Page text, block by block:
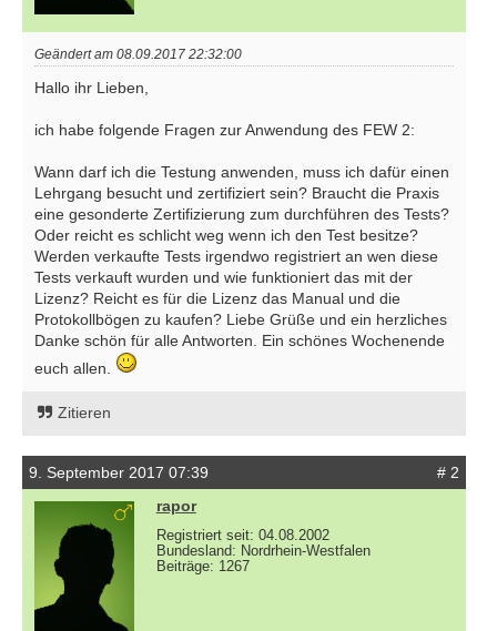
Geändert am 08.09.2017 22:32:00
Hallo ihr Lieben,
ich habe folgende Fragen zur Anwendung des FEW 2:
Wann darf ich die Testung anwenden, muss ich dafür einen
Lehrgang besucht und zertifiziert sein? Braucht die Praxis
eine gesonderte Zertifizierung zum durchführen des Tests?
Oder reicht es schlicht weg wenn ich den Test besitze?
Werden verkaufte Tests irgendwo registriert an wen diese
Tests verkauft wurden und wie funktioniert das mit der
Lizenz? Reicht es für die Lizenz das Manual und die
Protokollbögen zu kaufen? Liebe Grüße und ein herzliches
Danke schön für alle Antworten. Ein schönes Wochenende
euch allen.
Zitieren
9. September 2017 07:39
# 2
rapor
Registriert seit: 04.08.2002
Bundesland: Nordrhein-Westfalen
Beiträge: 1267